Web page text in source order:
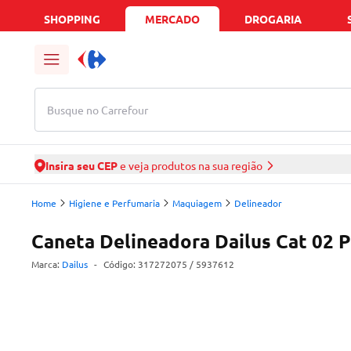
SHOPPING MERCADO DROGARIA
Busque no Carrefour
Insira seu CEPe veja produtos na sua região
Home Higiene e Perfumaria Maquiagem Delineador
Caneta Delineadora Dailus Cat 02
Marca: Dailus - Código: 317272075 / 5937612